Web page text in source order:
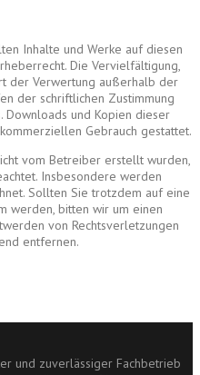
Inhalte und Werke auf diesen
Die Vervielfältigung,
der Verwertung außerhalb der
der schriftlichen Zustimmung
Downloads und Kopien dieser
Gebrauch gestattet.
vom Betreiber erstellt wurden,
Insbesondere werden
Sollten Sie trotzdem auf eine
werden, bitten wir um einen
von Rechtsverletzungen
entfernen.
und zuverlässiger Fachbetrieb